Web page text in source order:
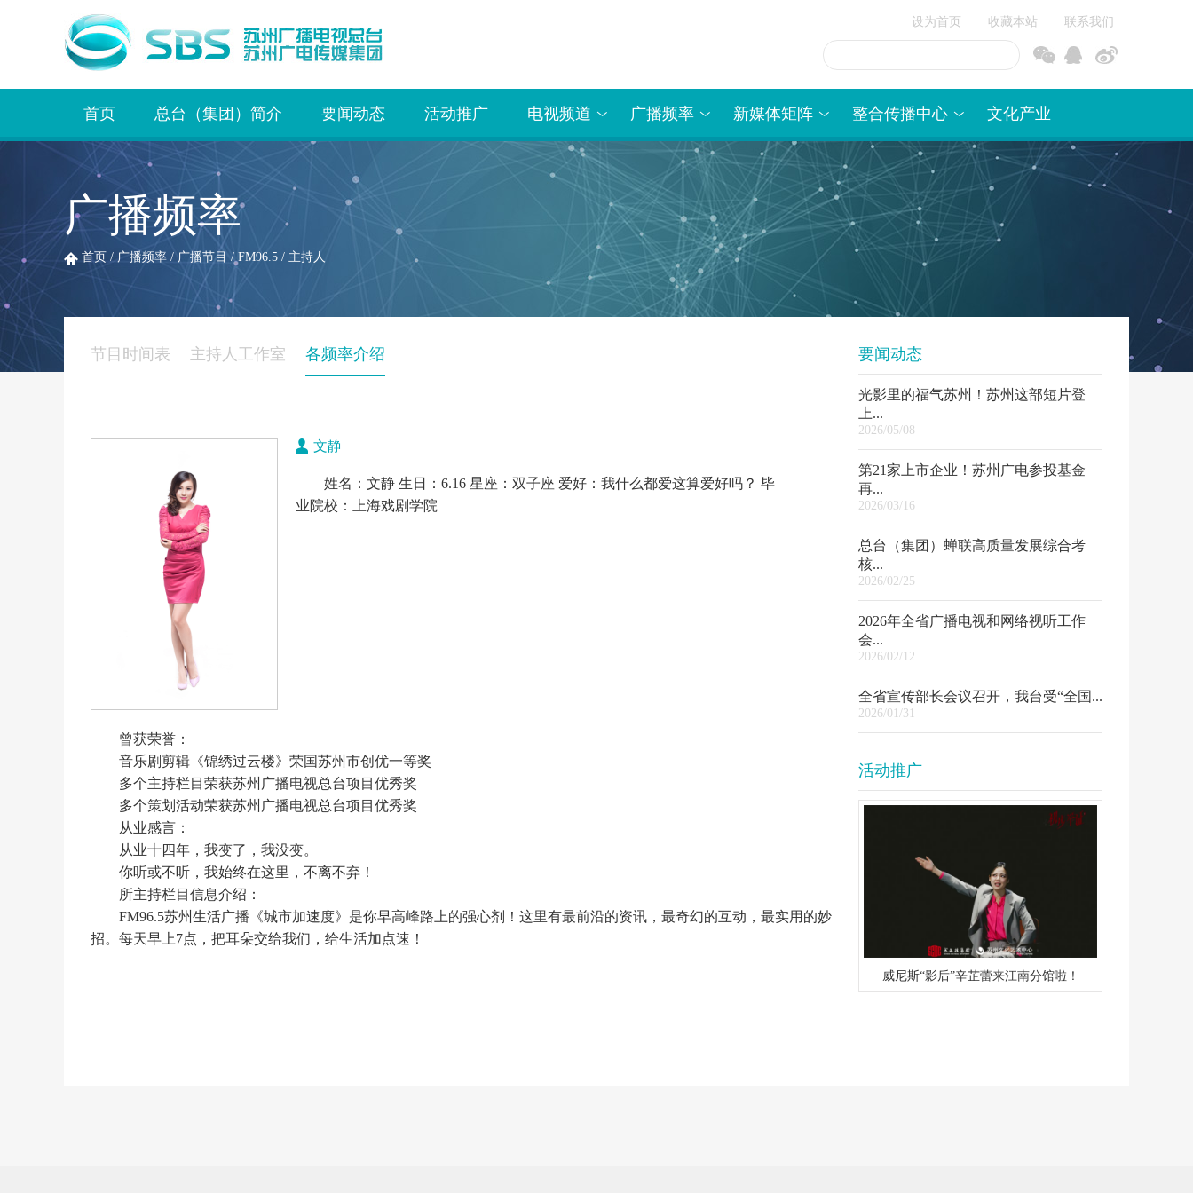
设为首页 收藏本站 联系我们
首页 总台（集团）简介 要闻动态 活动推广 电视频道 广播频率 新媒体矩阵 整合传播中心 文化产业
广播频率
首页 / 广播频率 / 广播节目 / FM96.5 / 主持人
节目时间表 主持人工作室 各频率介绍
文静
姓名：文静 生日：6.16 星座：双子座 爱好：我什么都爱这算爱好吗？ 毕
业院校：上海戏剧学院
曾获荣誉：
音乐剧剪辑《锦绣过云楼》荣国苏州市创优一等奖
多个主持栏目荣获苏州广播电视总台项目优秀奖
多个策划活动荣获苏州广播电视总台项目优秀奖
从业感言：
从业十四年，我变了，我没变。
你听或不听，我始终在这里，不离不弃！
所主持栏目信息介绍：
FM96.5苏州生活广播《城市加速度》是你早高峰路上的强心剂！这里有最前沿的资讯，最奇幻的互动，最实用的妙
招。每天早上7点，把耳朵交给我们，给生活加点速！
要闻动态
光影里的福气苏州！苏州这部短片登
上...
2026/05/08
第21家上市企业！苏州广电参投基金
再...
2026/03/16
总台（集团）蝉联高质量发展综合考
核...
2026/02/25
2026年全省广播电视和网络视听工作
会...
2026/02/12
全省宣传部长会议召开，我台受“全国...
2026/01/31
活动推广
威尼斯“影后”辛芷蕾来江南分馆啦！